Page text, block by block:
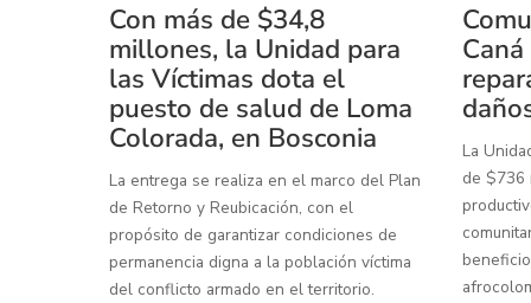
Con más de $34,8
millones, la Unidad para
las Víctimas dota el
puesto de salud de Loma
Colorada, en Bosconia
La entrega se realiza en el marco del Plan
de Retorno y Reubicación, con el
propósito de garantizar condiciones de
permanencia digna a la población víctima
del conflicto armado en el territorio.
La
de $736